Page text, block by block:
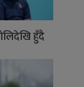
हुँदै